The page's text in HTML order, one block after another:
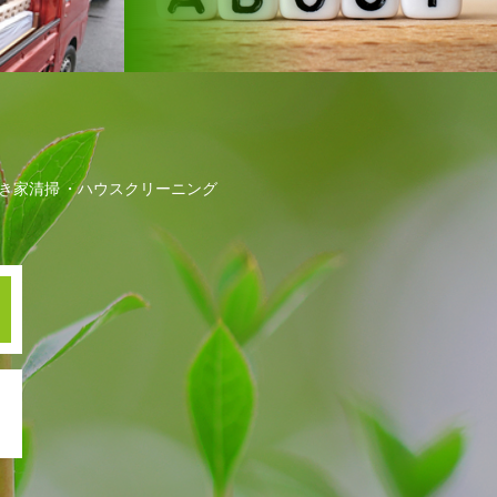
家清掃 ハウスクリーニング